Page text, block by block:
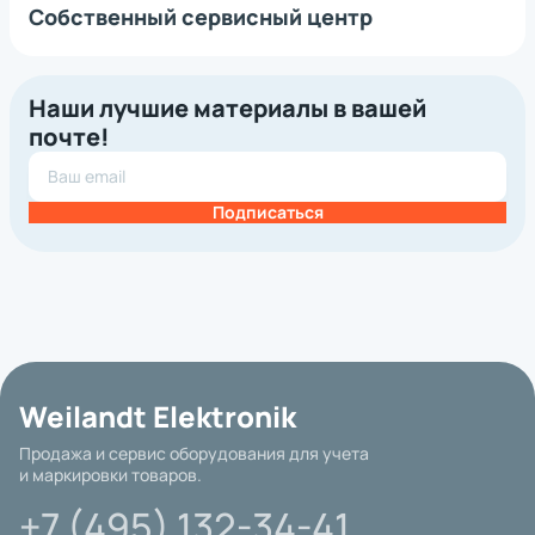
Собственный сервисный центр
Наши лучшие материалы в вашей
почте!
Подписаться
Weilandt Elektronik
Продажа и сервис оборудования для учета
и маркировки товаров.